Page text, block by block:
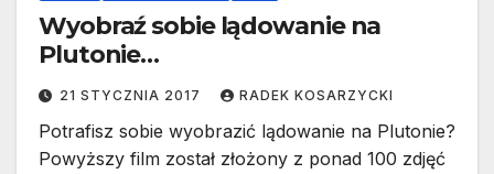
Wyobraź sobie lądowanie na
Plutonie…
21 STYCZNIA 2017 RADEK KOSARZYCKI
Potrafisz sobie wyobrazić lądowanie na Plutonie?
Powyższy film został złożony z ponad 100 zdjęć